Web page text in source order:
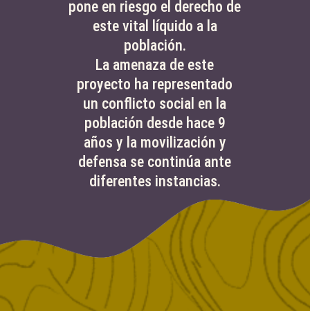
pone en riesgo el derecho de
este vital líquido a la
población.
La amenaza de este
proyecto ha representado
un conflicto social en la
población desde hace 9
años y la movilización y
defensa se continúa ante
diferentes instancias.